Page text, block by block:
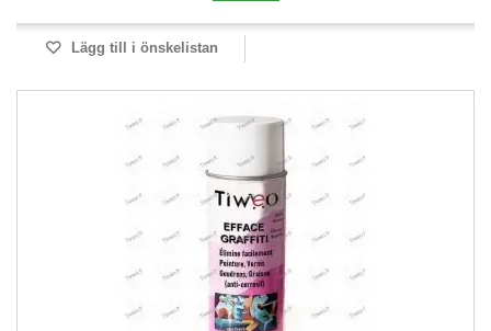
Lägg till i önskelistan